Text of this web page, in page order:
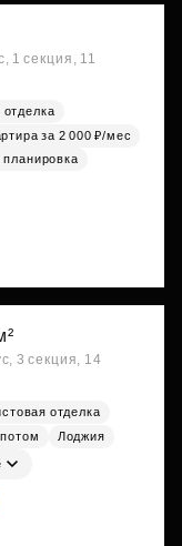
1 секция, 11
за 2 000 ₽/мес
планировка
3 секция, 14
отделка
Лоджия